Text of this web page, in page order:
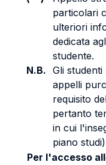
particolari
ulteriori
dedicata
studente.
N.B. Gli
appelli
requisito
pertanto
in cui
piano studi)
Per l'accesso